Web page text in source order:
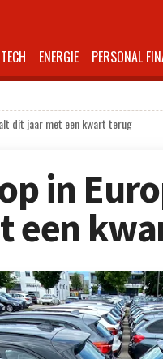
TECH ENERGIE PERSONAL
dit jaar met een kwart terug
in
een